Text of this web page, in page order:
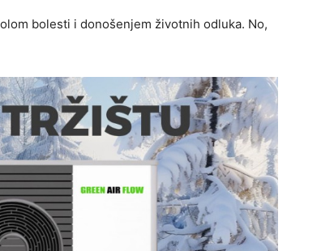
bolesti i donošenjem životnih odluka. No,